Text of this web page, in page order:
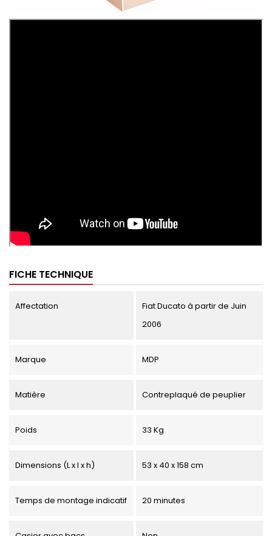
FICHE TECHNIQUE
Affectation
Fiat Ducato à partir de Juin
2006
Marque MDP
Matière Contreplaqué de peuplier
Poids 33 Kg
Dimensions (L x l x h) 53 x 40 x 158 cm
Temps de montage indicatif 20 minutes